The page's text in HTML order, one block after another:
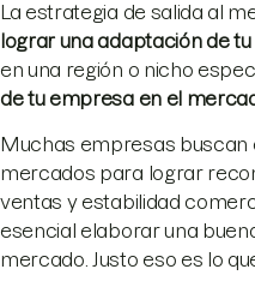
La estrategia de salida al
lograr una adaptación de
en una región o nicho
de tu empresa en el
Muchas empresas buscan
mercados para lograr
ventas y estabilidad
esencial elaborar una
mercado. Justo eso es lo